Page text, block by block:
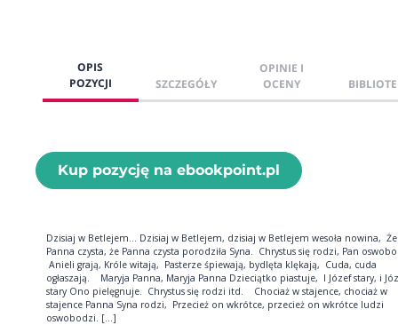
OPIS
POZYCJI
SZCZEGÓŁY
OPINIE I
OCENY
Kup pozycję na ebookpoint.pl
Dzisiaj w Betlejem... Dzisiaj w Betlejem, dzisiaj w Betlejem wesoła nowina, Że
Panna czysta, że Panna czysta porodziła Syna. Chrystus się rodzi, Pan
Anieli grają, Króle witają, Pasterze śpiewają, bydlęta klękają, Cuda, cuda
ogłaszają. Maryja Panna, Maryja Panna Dzieciątko piastuje, I Józef stary, i
stary Ono pielęgnuje. Chrystus się rodzi itd. Chociaż w stajence, chociaż w
stajence Panna Syna rodzi, Przecież on wkrótce, przecież on wkrótce ludzi
oswobodzi. [...]